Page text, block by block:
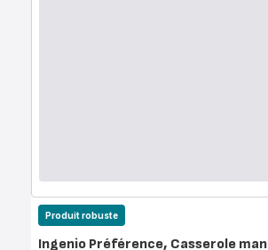
Produit robuste
Ingenio Préférence, Casserole